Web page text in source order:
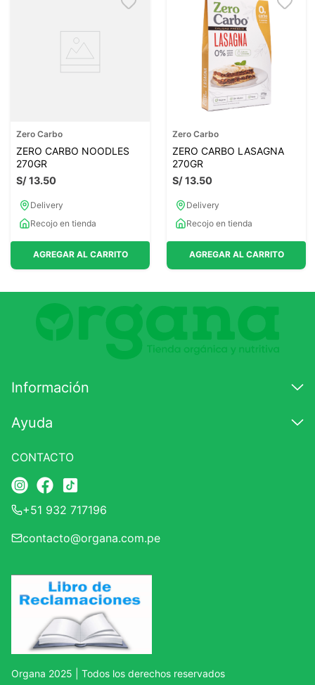
Zero Carbo
ZERO CARBO NOODLES
270GR
S/13.50
Delivery
Recojo en tienda
AGREGAR AL CARRITO
Zero Carbo
ZERO CARBO LASAGNA
270GR
S/13.50
Delivery
Recojo en tienda
AGREGAR AL CARRITO
Información
Ayuda
CONTACTO
+51 932 717196
contacto@organa.com.pe
Organa 2025 | Todos los derechos reservados